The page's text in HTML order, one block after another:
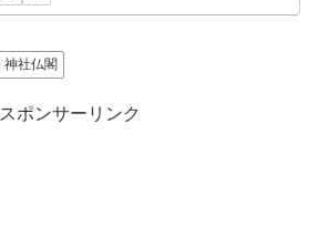
神社仏閣
スポンサーリンク